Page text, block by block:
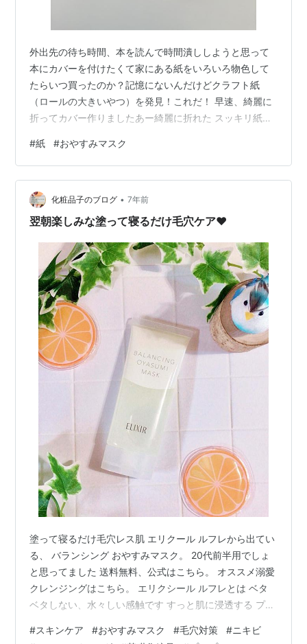
外出先の待ち時間、本を読んで時間潰ししようと思って
本にカバーを付けたくて家にある紙をいろいろ物色して
たらいつ買ったのか？記憶にないんだけどクラフト紙
（ロールの大きいやつ）を発見！これだ！ 早速、綺麗に
折ってカバー作りましたあー綺麗に折れた スッキリ紙っ
好きなんですよねー 紙文房具屋さんを徘徊しててこんな
可愛いものを見つけちゃったこれ、紙屋さんの端材を 箱
を選んで 紙も好きな色や質感がたくさんあって自分の好
きな紙を入れて購入するっていうモノあたふたしつつ直
感的に好きな色選んだけどこれであってたのかしらメモ
#紙 #おやすみマスク
化粧品子のブログ • 7年前
翌朝楽しみな塗って寝るだけ毛穴ケア❤️
塗って寝るだけ毛穴レス肌 エリクール ルフレから出てい
る、 バランシング おやすみマスク。 20代前半用でしょ
と思ってました 送料無料、公式はこちら。 オススメ溺愛
クレンジングはこちら。 エリクシール ルフレとは ベタ
ベタしない、水々しい感触です すっと肌に浸透する プリ
はこちら。 オススメ記事 ちふれリニューアルされて優秀
#スキンケア #おやすみマスク #毛穴対策 #ニキビ